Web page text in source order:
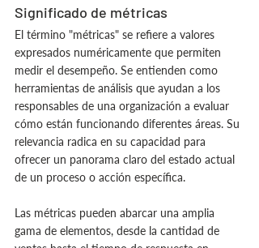
Significado de métricas
El término "métricas" se refiere a valores
expresados numéricamente que permiten
medir el desempeño. Se entienden como
herramientas de análisis que ayudan a los
responsables de una organización a evaluar
cómo están funcionando diferentes áreas. Su
relevancia radica en su capacidad para
ofrecer un panorama claro del estado actual
de un proceso o acción específica.
Las métricas pueden abarcar una amplia
gama de elementos, desde la cantidad de